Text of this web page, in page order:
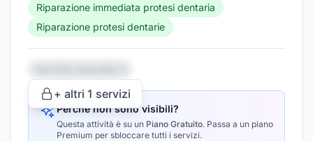
Riparazione immediata protesi dentaria
Riparazione protesi dentarie
+ altri 1 servizi
Perché non sono visibili?
Questa attività è su un Piano Gratuito. Passa a un piano
Premium per sbloccare tutti i servizi.